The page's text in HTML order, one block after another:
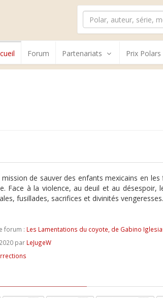
Forum Partenariats Prix
de sauver des enfants mexicains en
Face à la violence, au deuil et au
fusillades, sacrifices et divinités vengeresses.
forum : Les Lamentations du coyote, de Gabino
par LeJugeW